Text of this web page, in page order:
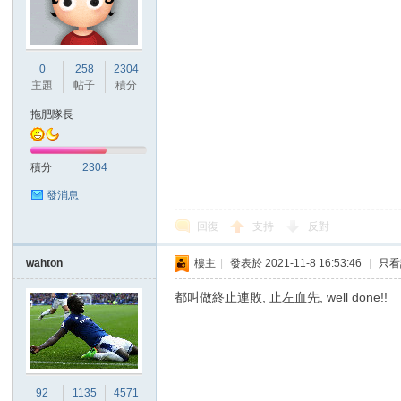
0
主題
258
帖子
2304
積分
拖肥隊長
積分 2304
發消息
回復 支持 反對
wahton
92 1135 4571
樓主 發表於 2021-11-8 16:53:46 只
都叫做終止連敗, 止左血先, well done!!